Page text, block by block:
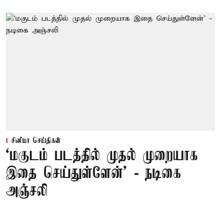
சினிமா செய்திகள்
‘மகுடம் படத்தில் முதல் முறையாக
இதை செய்துள்ளேன்’ - நடிகை
அஞ்சலி